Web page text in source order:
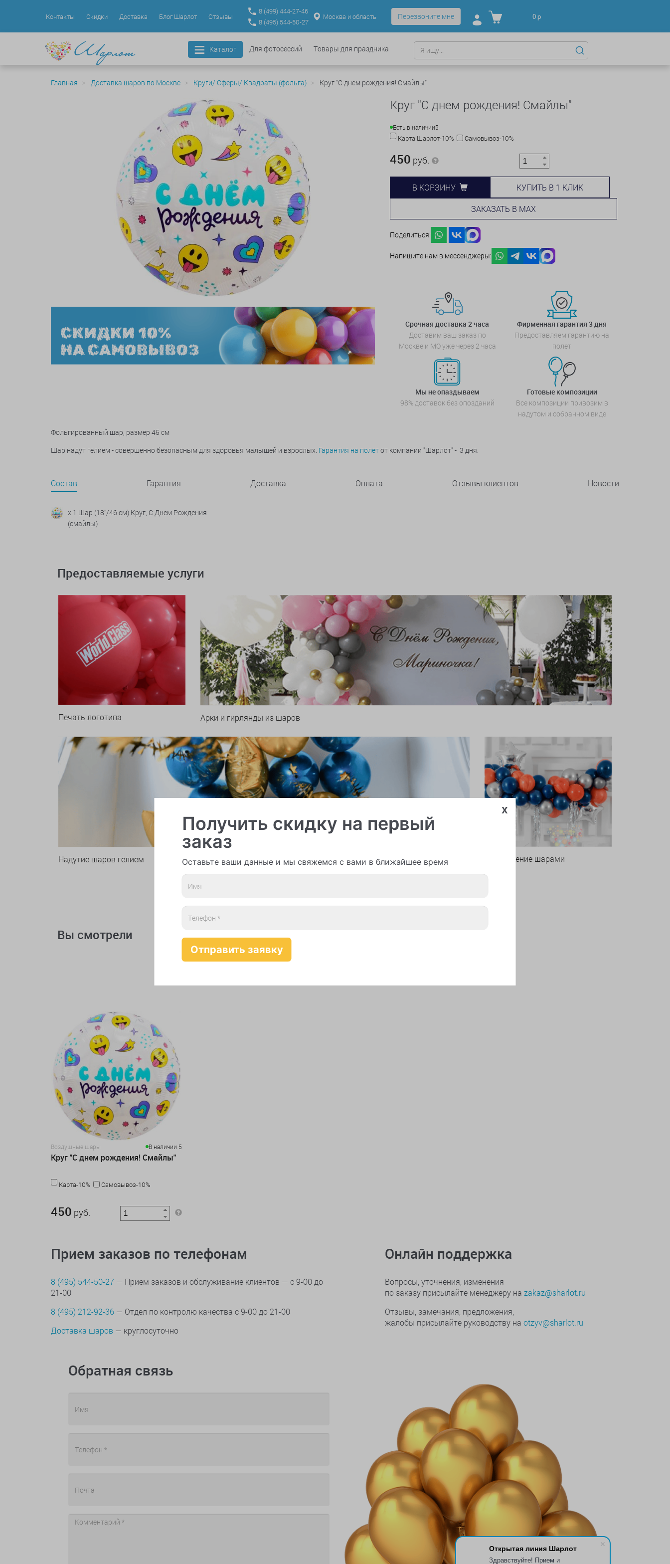
Открытая линия Шарлот
Здравствуйте! Прием и
Контакты Скидки Доставка Блог Шарлот Отзывы
8 (499) 444-27-46
8 (495) 544-50-27
Москва и область Перезвоните мне 0р
Каталог Для фотосессий Товары для праздника
Главная Доставка шаров по Москве Круги/ Сферы/ Квадраты (фольга) Круг "С днем рождения! Смайлы"
Круг "С днем рождения! Смайлы"
Есть в наличии5
Карта Шарлот-10% Самовывоз-10%
450 руб.
В КОРЗИНУ КУПИТЬ В 1 КЛИК
ЗАКАЗАТЬ В MAX
Поделиться:
Напишите нам в мессенджеры:
Срочная доставка 2 часа
Доставим ваш заказ по
Москве и МО уже через 2 часа
Фирменная гарантия 3 дня
Предоставляем гарантию на
полет
Мы не опаздываем
98% доставок без опозданий
Готовые композиции
Все композиции привозим в
надутом и собранном виде
Фольгированный шар, размер 45 см
Шар надут гелием - совершенно безопасным для здоровья малышей и взрослых. Гарантия на полетот компании "Шарлот" - 3 дня.
Состав Гарантия Доставка Оплата Отзывы клиентов Новости
x 1 Шар (18''/46 см) Круг, С Днем Рождения
(смайлы)
Предоставляемые услуги
Печать логотипа Арки и гирлянды из шаров
Надутие шаров гелием Оформление шарами
Вы смотрели
Воздушные шары В наличии 5
Круг "С днем рождения! Смайлы"
Карта-10%
Самовывоз-10%
450 руб.
Прием заказов по телефонам
8 (495) 544-50-27 — Прием заказов и обслуживание клиентов — с 9-00 до
21-00
8 (495) 212-92-36 — Отдел по контролю качества с 9-00 до 21-00
Доставка шаров — круглосуточно
Онлайн поддержка
Вопросы, уточнения, изменения
по заказу присылайте менеджеру на zakaz@sharlot.ru
Отзывы, замечания, предложения,
жалобы присылайте руководству на otzyv@sharlot.ru
Обратная связь
x
Получить скидку на первый
заказ
Оставьте ваши данные и мы свяжемся с вами в ближайшее время